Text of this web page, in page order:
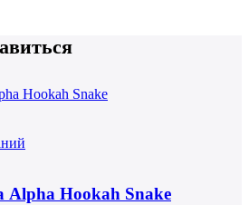
Alpha Hookah Snake